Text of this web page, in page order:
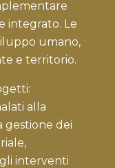
integrato. Le
umano,
e territorio.
alla
gestione dei
interventi